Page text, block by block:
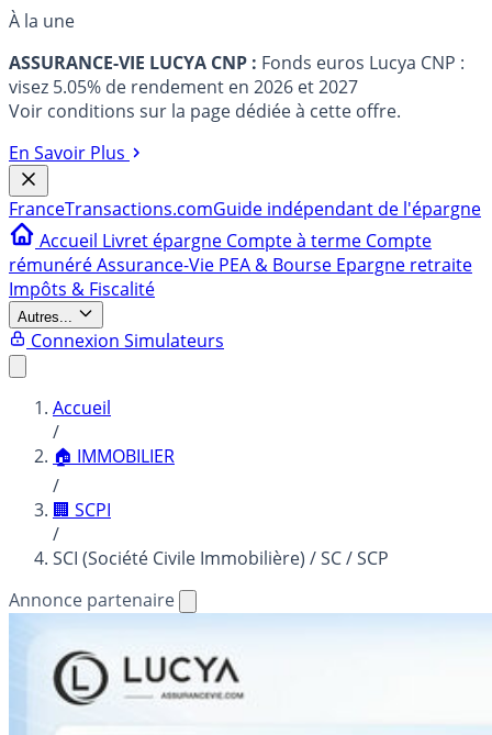
À la une
ASSURANCE-VIE LUCYA CNP : Fonds euros Lucya CNP :
visez 5.05% de rendement en 2026 et 2027
Voir conditions sur la page dédiée à cette offre.
En Savoir Plus
FranceTransactions.comGuide indépendant de l'épargne
Accueil Livret épargne Compte à terme Compte
rémunéréAssurance-Vie PEA & Bourse Epargne retraite
Impôts & Fiscalité
Autres...
Connexion Simulateurs
Accueil
/
🏠 IMMOBILIER
/
🏢 SCPI
/
SCI (Société Civile Immobilière) / SC / SCP
Annonce partenaire